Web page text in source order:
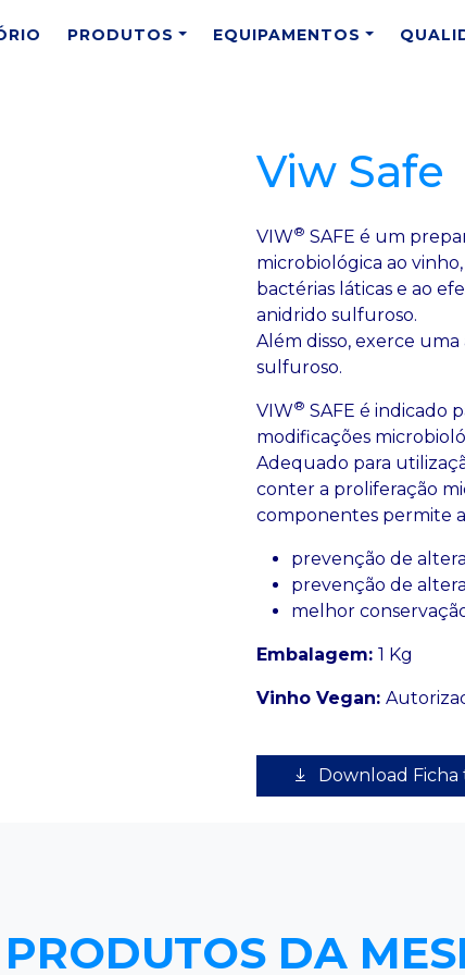
PRODUTOS EQUIPAMENTOS
Viw Safe
VIW® SAFE é um
microbiológica ao
bactérias láticas e ao
anidrido sulfuroso.
Além disso, exerce
sulfuroso.
VIW® SAFE é indicado
modificações
Adequado para
conter a proliferação
componentes permite
prevenção de
prevenção de
melhor
Embalagem: 1 Kg
Vinho Vegan:
Download Ficha
DA